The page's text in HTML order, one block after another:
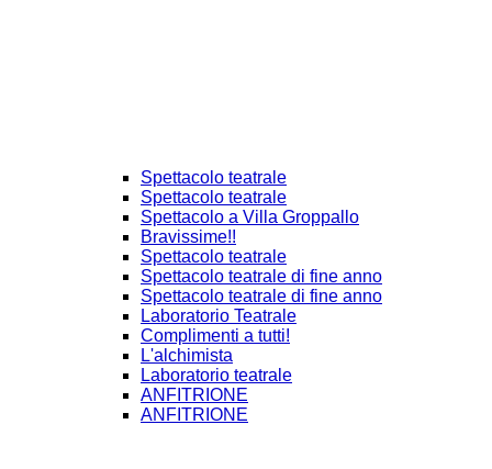
Spettacolo teatrale
Spettacolo teatrale
Spettacolo a Villa Groppallo
Bravissime!!
Spettacolo teatrale
Spettacolo teatrale di fine anno
Spettacolo teatrale di fine anno
Laboratorio Teatrale
Complimenti a tutti!
L'alchimista
Laboratorio teatrale
ANFITRIONE
ANFITRIONE